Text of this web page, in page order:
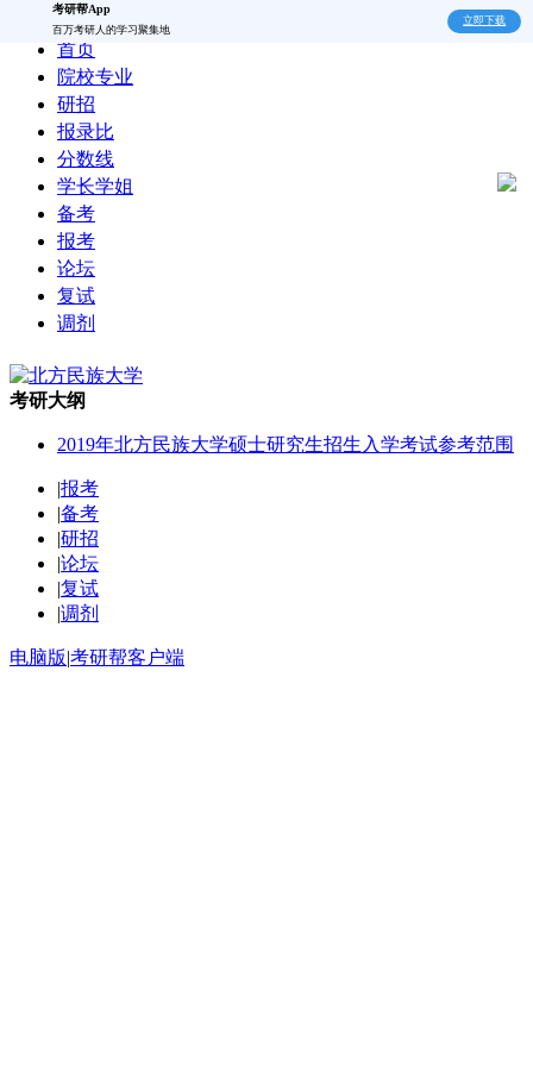
考研帮App
百万考研人的学习聚集地
立即下载
首页
院校专业
研招
报录比
分数线
学长学姐
备考
报考
论坛
复试
调剂
考研大纲
2019年北方民族大学硕士研究生招生入学考试参考范围
|报考
|备考
|研招
|论坛
|复试
|调剂
电脑版|考研帮客户端